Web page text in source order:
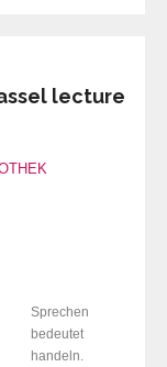
lecture
Sprechen
bedeutet
handeln.